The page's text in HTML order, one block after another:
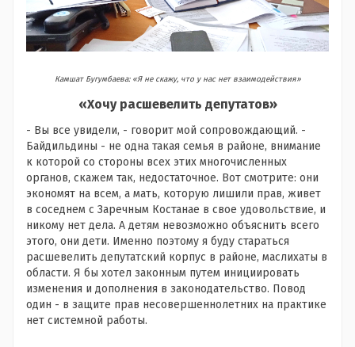
Камшат Бугумбаева: «Я не скажу, что у нас нет взаимодействия»
«Хочу расшевелить депутатов»
- Вы все увидели, - говорит мой сопровождающий. -
Байдильдины - не одна такая семья в районе, внимание
к которой со стороны всех этих многочисленных
органов, скажем так, недостаточное. Вот смотрите: они
экономят на всем, а мать, которую лишили прав, живет
в соседнем с Заречным Костанае в свое удовольствие, и
никому нет дела. А детям невозможно объяснить всего
этого, они дети. Именно поэтому я буду стараться
расшевелить депутатский корпус в районе, маслихаты в
области. Я бы хотел законным путем инициировать
изменения и дополнения в законодательство. Повод
один - в защите прав несовершеннолетних на практике
нет системной работы.